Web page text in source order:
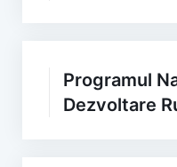
Programul
Dezvoltare